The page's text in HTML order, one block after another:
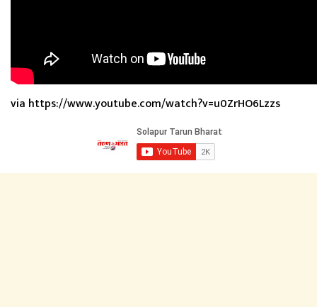
via https://www.youtube.com/watch?v=u0ZrHO6Lzzs